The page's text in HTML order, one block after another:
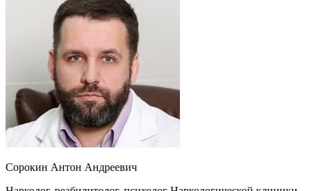
Сорокин Антон Андреевич